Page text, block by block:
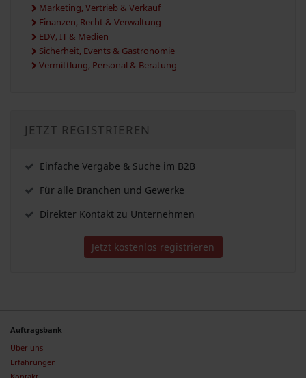
Marketing, Vertrieb & Verkauf
Finanzen, Recht & Verwaltung
EDV, IT & Medien
Sicherheit, Events & Gastronomie
Vermittlung, Personal & Beratung
JETZT REGISTRIEREN
Einfache Vergabe & Suche im B2B
Für alle Branchen und Gewerke
Direkter Kontakt zu Unternehmen
Jetzt kostenlos registrieren
Auftragsbank
Über uns
Erfahrungen